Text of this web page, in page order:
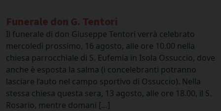
Funerale don G. Tentori
Il funerale di don Giuseppe Tentori verrà celebrato
mercoledì prossimo, 16 agosto, alle ore 10.00 nella
chiesa parrocchiale di S. Eufemia in Isola Ossuccio, dove
anche è esposta la salma (i concelebranti potranno
lasciare l’auto nel campo sportivo di Ossuccio). Nella
stessa chiesa questa sera, 13 agosto, alle ore 18.00, il S.
Rosario, mentre domani […]